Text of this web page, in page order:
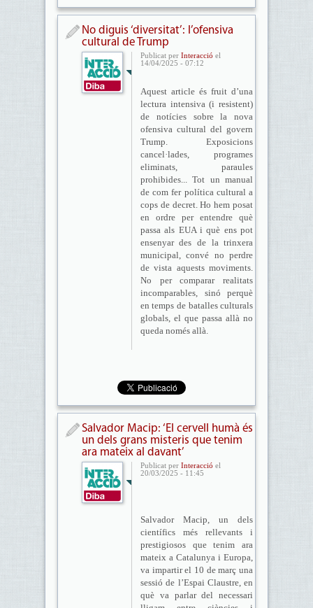
No diguis ‘diversitat’: l’ofensiva
cultural de Trump
Publicat per Interacció el
14/04/2025 - 07:12
Aquest article és fruit d’una
lectura intensiva (i resistent)
de notícies sobre la nova
ofensiva cultural del govern
Trump. Exposicions
cancel·lades, programes
eliminats, paraules
prohibides... Tot un manual
de com fer política cultural a
cops de decret. Ho hem posat
en ordre per entendre què
passa als EUA i què ens pot
ensenyar des de la trinxera
municipal, convé no perdre
de vista aquests moviments.
No per comparar realitats
incomparables, sinó perquè
en temps de batalles culturals
globals, el que passa allà no
queda només allà.
Salvador Macip: ‘El cervell humà és
un dels grans misteris que tenim
ara mateix al davant’
Publicat per Interacció el
20/03/2025 - 11:45
Salvador Macip, un dels
científics més rellevants i
prestigiosos que tenim ara
mateix a Catalunya i Europa,
va impartir el 10 de març una
sessió de l’Espai Claustre, en
què va parlar del necessari